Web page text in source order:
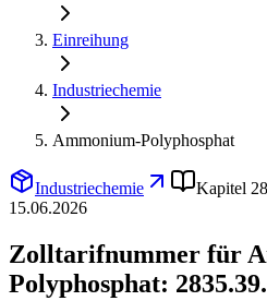
Einreihung
Industriechemie
Ammonium-Polyphosphat
Industriechemie Kapitel 28
15.06.2026
Zolltarifnummer für
Polyphosphat: